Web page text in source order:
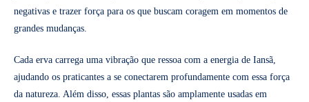
negativas e trazer força para os que buscam coragem em momentos de
grandes mudanças.
Cada erva carrega uma vibração que ressoa com a energia de Iansã,
ajudando os praticantes a se conectarem profundamente com essa força
da natureza. Além disso, essas plantas são amplamente usadas em